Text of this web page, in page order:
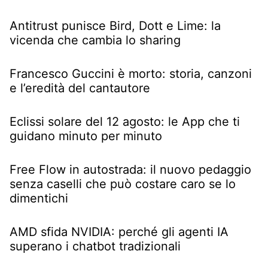
Antitrust punisce Bird, Dott e Lime: la
vicenda che cambia lo sharing
Francesco Guccini è morto: storia, canzoni
e l’eredità del cantautore
Eclissi solare del 12 agosto: le App che ti
guidano minuto per minuto
Free Flow in autostrada: il nuovo pedaggio
senza caselli che può costare caro se lo
dimentichi
AMD sfida NVIDIA: perché gli agenti IA
superano i chatbot tradizionali